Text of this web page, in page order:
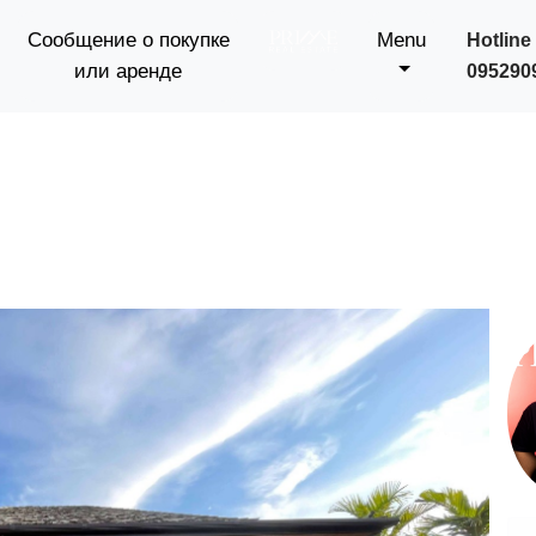
Сообщение о покупке
или аренде
Menu
Hotline